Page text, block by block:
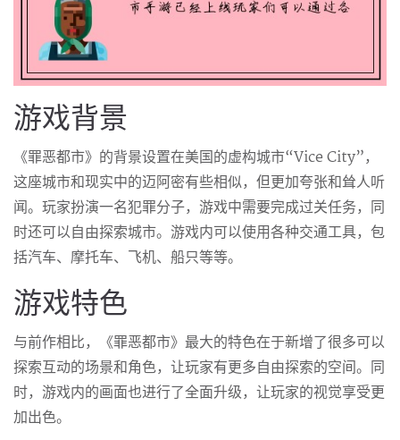
游戏背景
《罪恶都市》的背景设置在美国的虚构城市“Vice City”，
这座城市和现实中的迈阿密有些相似，但更加夸张和耸人听
闻。玩家扮演一名犯罪分子，游戏中需要完成过关任务，同
时还可以自由探索城市。游戏内可以使用各种交通工具，包
括汽车、摩托车、飞机、船只等等。
游戏特色
与前作相比，《罪恶都市》最大的特色在于新增了很多可以
探索互动的场景和角色，让玩家有更多自由探索的空间。同
时，游戏内的画面也进行了全面升级，让玩家的视觉享受更
加出色。